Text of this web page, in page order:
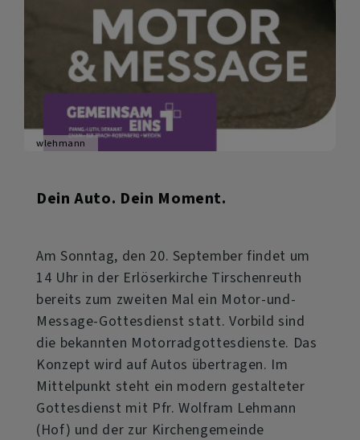
wlehmann
Dein Auto. Dein Moment.
Am Sonntag, den 20. September findet um
14 Uhr in der Erlöserkirche Tirschenreuth
bereits zum zweiten Mal ein Motor-und-
Message-Gottesdienst statt. Vorbild sind
die bekannten Motorradgottesdienste. Das
Konzept wird auf Autos übertragen. Im
Mittelpunkt steht ein modern gestalteter
Gottesdienst mit Pfr. Wolfram Lehmann
(Hof) und der zur Kirchengemeinde